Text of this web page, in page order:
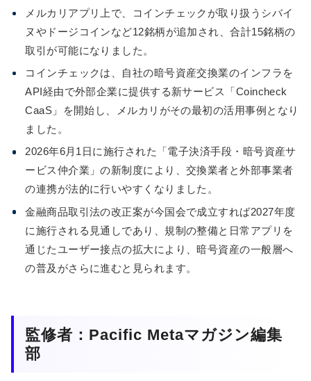
メルカリアプリ上で、コインチェックが取り扱うシバイ
ヌやドージコインなど12銘柄が追加され、合計15銘柄の
取引が可能になりました。
コインチェックは、自社の暗号資産交換業のインフラを
API経由で外部企業に提供する新サービス「Coincheck
CaaS」を開始し、メルカリがその最初の活用事例となり
ました。
2026年6月1日に施行された「電子決済手段・暗号資産サ
ービス仲介業」の新制度により、交換業者と外部事業者
の連携が法的に行いやすくなりました。
金融商品取引法の改正案が今国会で成立すれば2027年度
に施行される見通しであり、規制の整備と日常アプリを
通じたユーザー接点の拡大により、暗号資産の一般層へ
の普及がさらに進むと見られます。
監修者：Pacific Metaマガジン編集
部